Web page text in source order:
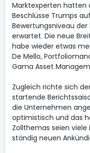
Marktexperten hatten
Beschlüsse Trumps
Bewertungsniveau
erwartet. Die neue
habe wieder etwas
De Mello,
Gama Asset
Zugleich richte sich
startende
die Unternehmen
optimistisch und das
Zollthemas seien
ständig neuen